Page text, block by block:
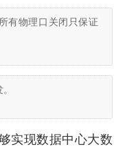
有物理口关闭只保证
实现数据中心大数